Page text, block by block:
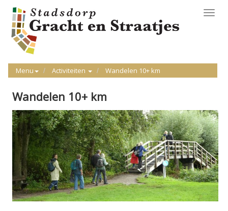
Menu Activiteiten Wandelen 10+ km
Wandelen 10+ km